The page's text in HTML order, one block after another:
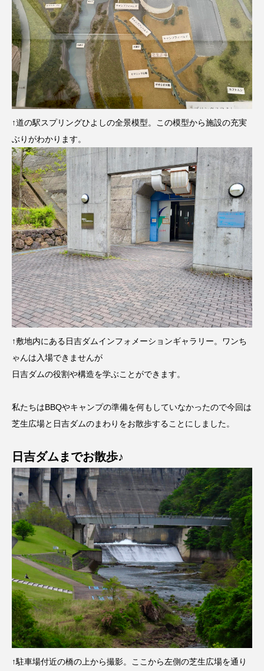
↑道の駅スプリングひよしの全景模型。この模型から施設の充実
ぶりがわかります。
↑敷地内にある日吉ダムインフォメーションギャラリー。ワンち
ゃんは入場できませんが
日吉ダムの役割や構造を学ぶことができます。
私たちはBBQやキャンプの準備を何もしていなかったので今回は
芝生広場と日吉ダムのまわりをお散歩することにしました。
日吉ダムまでお散歩♪
↑駐車場付近の橋の上から撮影。ここから左側の芝生広場を通り